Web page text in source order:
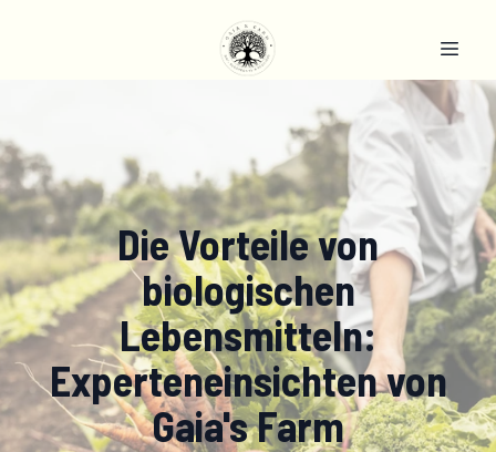
Die Vorteile von
biologischen
Lebensmitteln:
Experteneinsichten von
Gaia's Farm